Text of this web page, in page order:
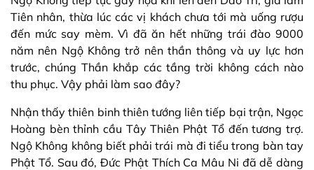
Tiên nhân, thừa lúc các vị khách chưa tới mà uống rượu
đến mức say mèm. Vì đã ăn hết những trái đào 9000
năm nên Ngộ Không trở nên thần thông và uy lực hơn
trước, chúng Thần khắp các tầng trời không cách nào
thu phục. Vậy phải làm sao đây?
Nhận thấy thiên binh thiên tướng liên tiếp bại trận, Ngọc
Hoàng bèn thỉnh cầu Tây Thiên Phật Tổ đến tương trợ.
Ngộ Không không biết phải trái mà đi tiểu trong bàn tay
Phật Tổ. Sau đó, Đức Phật Thích Ca Mâu Ni đã dễ dàng